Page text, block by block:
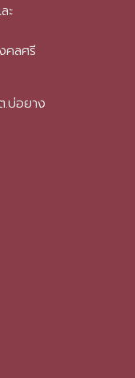
ะ
คลศรี
.บ่อยาง